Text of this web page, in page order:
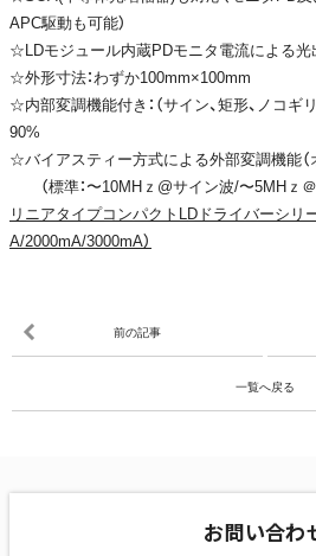
APC駆動も可能）
☆LDモジュール内蔵PDモニタ電流による光
☆外形寸法：わずか100mm×100mm
☆内部変調機能付き：（サイン、矩形、ノコギ
90%
☆バイアスティー方式による外部変調機能（
（標準：〜10MHｚ@サイン波/〜5MHｚ＠
リニアタイプコンパクトLDドライバーシリ
A/2000mA/3000mA）
前の記事
一覧へ戻る
お問い合わ